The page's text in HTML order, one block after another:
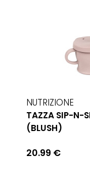
NUTRIZIONE
TAZZA SIP-N-
(BLUSH)
20.99 €